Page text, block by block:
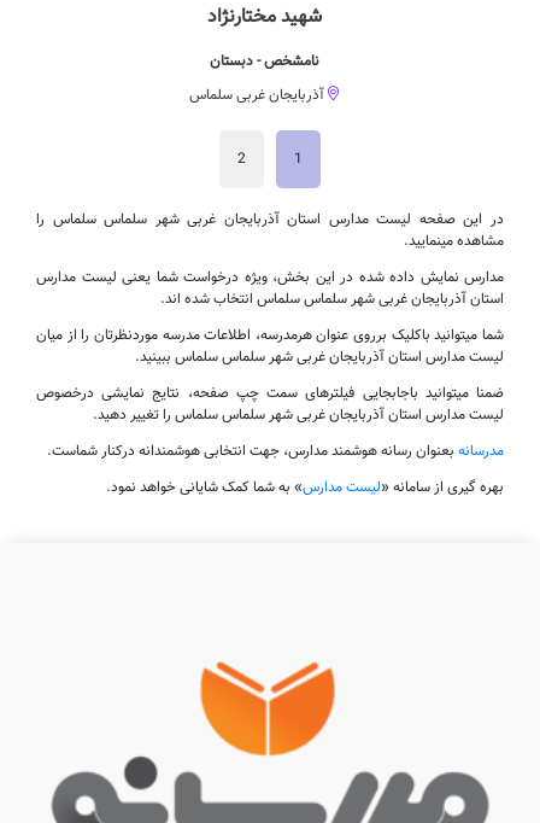
شهید مختارنژاد
نامشخص - دبستان
آذربایجان غربی سلماس
1
2
در این صفحه لیست مدارس استان آذربایجان غربی شهر سلماس سلماس را
مشاهده مینمایید.
مدارس نمایش داده شده در این بخش، ویژه درخواست شما یعنی لیست مدارس
استان آذربایجان غربی شهر سلماس سلماس انتخاب شده اند.
شما میتوانید باکلیک برروی عنوان هرمدرسه، اطلاعات مدرسه موردنظرتان را از میان
لیست مدارس استان آذربایجان غربی شهر سلماس سلماس ببینید.
ضمنا میتوانید باجابجایی فیلترهای سمت چپ صفحه، نتایج نمایشی درخصوص
لیست مدارس استان آذربایجان غربی شهر سلماس سلماس را تغییر دهید.
مدرسانه بعنوان رسانه هوشمند مدارس، جهت انتخابی هوشمندانه درکنار شماست.
بهره گیری از سامانه «لیست مدارس» به شما کمک شایانی خواهد نمود.